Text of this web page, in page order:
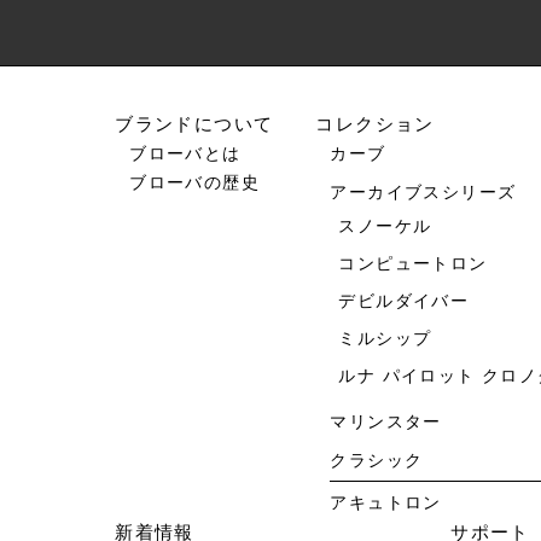
ブランドについて
ブローバとは
ブローバの歴史
コレクション
カーブ
アーカイブスシリーズ
スノーケル
コンピュートロン
デビルダイバー
ミルシップ
ルナ パイロット クロノ
マリンスター
クラシック
アキュトロン
新着情報 サポート